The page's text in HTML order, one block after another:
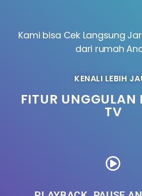
Kami bisa Cek Langsung
dari rumah
KENALI LEBIH
FITUR UNGGULAN
TV